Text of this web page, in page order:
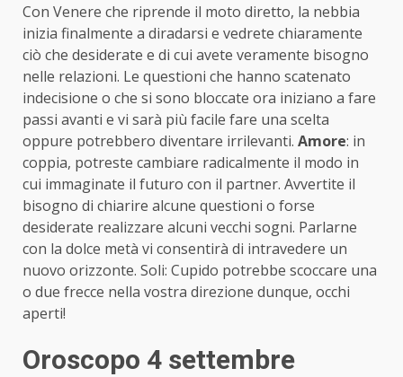
Con Venere che riprende il moto diretto, la nebbia
inizia finalmente a diradarsi e vedrete chiaramente
ciò che desiderate e di cui avete veramente bisogno
nelle relazioni. Le questioni che hanno scatenato
indecisione o che si sono bloccate ora iniziano a fare
passi avanti e vi sarà più facile fare una scelta
oppure potrebbero diventare irrilevanti. Amore: in
coppia, potreste cambiare radicalmente il modo in
cui immaginate il futuro con il partner. Avvertite il
bisogno di chiarire alcune questioni o forse
desiderate realizzare alcuni vecchi sogni. Parlarne
con la dolce metà vi consentirà di intravedere un
nuovo orizzonte. Soli: Cupido potrebbe scoccare una
o due frecce nella vostra direzione dunque, occhi
aperti!
Oroscopo 4 settembre